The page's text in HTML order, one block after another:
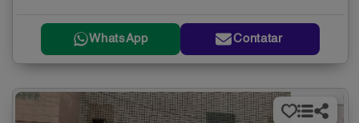
WhatsApp Contatar